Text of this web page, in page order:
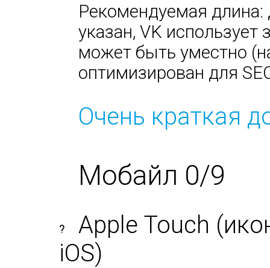
Рекомендуемая длина:
указан, VK использует
может быть уместно
оптимизирован для
Очень краткая
Мобайл 0/9
?
Apple Touch
iOS)